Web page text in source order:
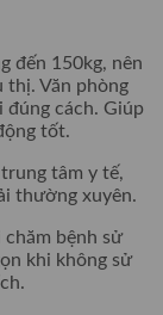
đến 150kg, nên
thị. Văn phòng
đúng cách. Giúp
tốt.
tâm y tế,
thường xuyên.
bệnh sử
khi không sử